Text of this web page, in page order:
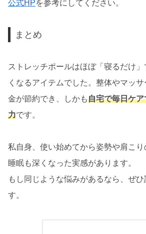
公式HPを参考にしてください。
まとめ
ストレッチポールはほぼ「寝るだけ
くなるアイテムでした。整体やマッ
金が節約でき、しかも自宅で毎日ケ
力です。
私自身、使い始めてから姿勢や肩こり
睡眠も深くなった実感があります。
もし同じような悩みがあるなら、ぜ
す。